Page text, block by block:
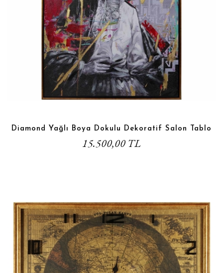
Diamond Yağlı Boya Dokulu Dekoratif Salon Tablo
15.500,00 TL